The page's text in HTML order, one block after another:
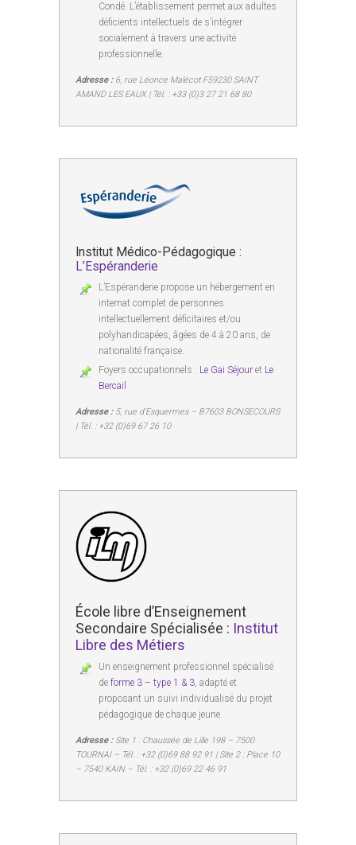
Condé. L’établissement permet aux adultes
déficients intellectuels de s’intégrer
socialement à travers une activité
professionnelle.
Adresse :6, rue Léonce Malécot F59230 SAINT
AMAND LES EAUX | Tél. : +33 (0)3 27 21 68 80
Institut Médico-Pédagogique :
L’Espéranderie
L’Espéranderie propose un hébergement en
internat complet de personnes
intellectuellement déficitaires et/ou
polyhandicapées, âgées de 4 à 20 ans, de
nationalité française.
Foyers occupationnels : Le Gai Séjour et Le
Bercail
Adresse :5, rue d’Esquermes – B7603 BONSECOURS
| Tél. : +32 (0)69 67 26 10
École libre d’Enseignement
Secondaire Spécialisée : Institut
Libre des Métiers
Un enseignement professionnel spécialisé
de forme 3 – type 1 & 3, adapté et
proposant un suivi individualisé du projet
pédagogique de chaque jeune.
Adresse :Site 1 : Chaussée de Lille 198 – 7500
TOURNAI – Tél. : +32 (0)69 88 92 91 | Site 2 : Place 10
– 7540 KAIN – Tél. : +32 (0)69 22 46 91